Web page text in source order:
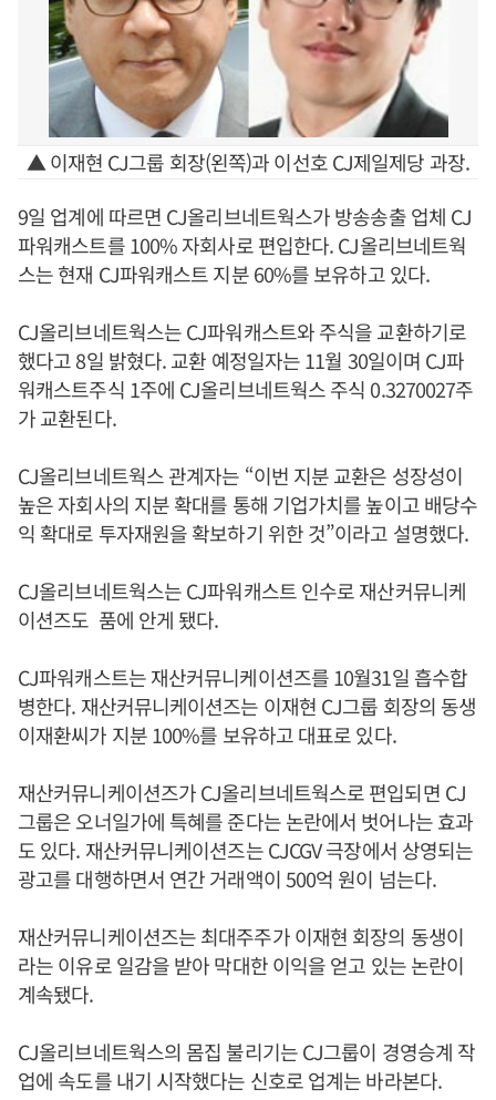
▲ 이재현 CJ그룹 회장(왼쪽)과 이선호 CJ제일제당 과장.
9일 업계에 따르면 CJ올리브네트웍스가 방송송출 업체 CJ
파워캐스트를 100% 자회사로 편입한다. CJ올리브네트웍
스는 현재 CJ파워캐스트 지분 60%를 보유하고 있다.
CJ올리브네트웍스는 CJ파워캐스트와 주식을 교환하기로
했다고 8일 밝혔다. 교환 예정일자는 11월 30일이며 CJ파
워캐스트주식 1주에 CJ올리브네트웍스 주식 0.3270027주
가 교환된다.
CJ올리브네트웍스 관계자는 “이번 지분 교환은 성장성이
높은 자회사의 지분 확대를 통해 기업가치를 높이고 배당수
익 확대로 투자재원을 확보하기 위한 것”이라고 설명했다.
CJ올리브네트웍스는 CJ파워캐스트 인수로 재산커뮤니케
이션즈도 품에 안게 됐다.
CJ파워캐스트는 재산커뮤니케이션즈를 10월31일 흡수합
병한다. 재산커뮤니케이션즈는 이재현 CJ그룹 회장의 동생
이재환씨가 지분 100%를 보유하고 대표로 있다.
재산커뮤니케이션즈가 CJ올리브네트웍스로 편입되면 CJ
그룹은 오너일가에 특혜를 준다는 논란에서 벗어나는 효과
도 있다. 재산커뮤니케이션즈는 CJCGV 극장에서 상영되는
광고를 대행하면서 연간 거래액이 500억 원이 넘는다.
재산커뮤니케이션즈는 최대주주가 이재현 회장의 동생이
라는 이유로 일감을 받아 막대한 이익을 얻고 있는 논란이
계속됐다.
CJ올리브네트웍스의 몸집 불리기는 CJ그룹이 경영승계 작
업에 속도를 내기 시작했다는 신호로 업계는 바라본다.